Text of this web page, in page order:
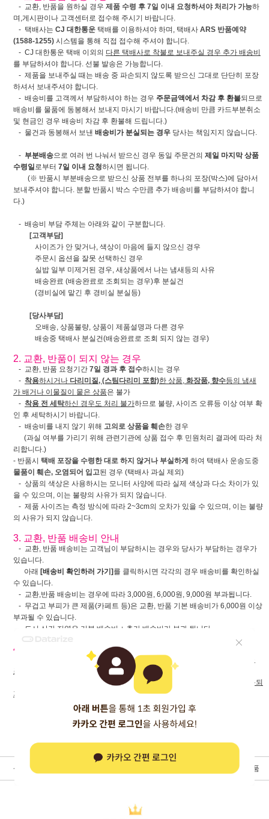
- 교환, 반품을 원하실 경우 제품 수령 후 7일 이내 요청하셔야 처리가 가능하
며,게시판이나 고객센터로 접수해 주시기 바랍니다.
- 택배사는 CJ 대한통운 택배를 이용하셔야 하며, 택배사 ARS 반품예약
(1588-1255) 시스템을 통해 직접 접수해 주셔야 합니다.
- CJ 대한통운 택배 이외의 다른 택배사로 착불로 보내주실 경우 추가 배송비
를 부담하셔야 합니다. 선불 발송은 가능합니다.
- 제품을 보내주실 때는 배송 중 파손되지 않도록 받으신 그대로 단단히 포장
하셔서 보내주셔야 합니다.
- 배송비를 고객께서 부담하셔야 하는 경우 주문금액에서 차감 후 환불되므로
배송비를 물품에 동봉해서 보내지 마시기 바랍니다.(배송비 만큼 카드부분취소
및 현금인 경우 배송비 차감 후 환불해 드립니다.)
- 물건과 동봉해서 보낸 배송비가 분실되는 경우 당사는 책임지지 않습니다.
- 부분배송으로 여러 번 나눠서 받으신 경우 동일 주문건의 제일 마지막 상품
수령일 로부터 7일 이내 요청하시면 됩니다.
(※ 반품시 부분배송으로 받으신 상품 전부를 하나의 포장(박스)에 담아서
보내주셔야 합니다. 분할 반품시 박스 수만큼 추가 배송비를 부담하셔야 합니
다.)
- 배송비 부담 주체는 아래와 같이 구분합니다.
[고객부담]
사이즈가 안 맞거나, 색상이 마음에 들지 않으신 경우
주문시 옵션을 잘못 선택하신 경우
실밥 일부 미제거된 경우, 새상품에서 나는 냄새등의 사유
배송완료 (배송완료로 조회되는 경우)후 분실건
(경비실에 맡긴 후 경비실 분실등)
[당사부담]
오배송, 상품불량, 상품이 제품설명과 다른 경우
배송중 택배사 분실건(배송완료로 조회 되지 않는 경우)
2. 교환, 반품이 되지 않는 경우
- 교환, 반품 요청기간 7일 경과 후 접수하시는 경우
- 착용하시거나 다리미질, (스팀다리미 포함)한 상품, 화장품, 향수등의 냄새
가 배거나 이물질이 뭍은 상품은 불가
- 착용 전 세탁하신 경우도 처리 불가하므로 불량, 사이즈 오류등 이상 여부 확
인 후 세탁하시기 바랍니다.
- 배송비를 내지 않기 위해 고의로 상품을 훼손한 경우
(과실 여부를 가리기 위해 관련기관에 상품 접수 후 민원처리 결과에 따라 처
리합니다.)
- 반품시 택배 포장을 수령한 대로 하지 않거나 부실하게 하여 택배사 운송도중
물품이 훼손, 오염되어 입고된 경우 (택배사 과실 제외)
- 상품의 색상은 사용하시는 모니터 사양에 따라 실제 색상과 다소 차이가 있
을 수 있으며, 이는 불량의 사유가 되지 않습니다.
- 제품 사이즈는 측정 방식에 따라 2~3cm의 오차가 있을 수 있으며, 이는 불량
의 사유가 되지 않습니다.
3. 교환, 반품 배송비 안내
- 교환, 반품 배송비는 고객님이 부담하시는 경우와 당사가 부담하는 경우가
있습니다.
아래 [배송비 확인하러 가기]를 클릭하시면 각각의 경우 배송비를 확인하실
수 있습니다.
- 교환,반품 배송비는 경우에 따라 3,000원, 6,000원, 9,000원 부과됩니다.
- 무겁고 부피가 큰 제품(카페트 등)은 교환, 반품 기본 배송비가 6,000원 이상
부과될 수 있습니다.
- 도서 산간 지역은 기본 배송비 + 추가 배송비가 부과 됩니다.
4. 쿠폰 안내
- 쿠폰 할인 받아 구매한 상품을 교환, 반품하여최종 구매 금액이 쿠폰 사용
조건에 부족할 경우
쿠폰 할인이 적용되지 않은 금액으로 환불
[품절 취소] 및 [하자 반품]시에도 쿠폰 사용 조건 미달시 쿠폰 할인이 적용되
지 않은 금액으로 환불
상품상세정보 배송/교환/반품